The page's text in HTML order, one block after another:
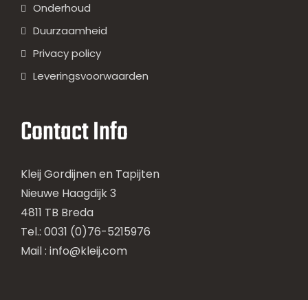
Onderhoud
Duurzaamheid
Privacy policy
Leveringsvoorwaarden
Contact Info
Kleij Gordijnen en Tapijten
Nieuwe Haagdijk 3
4811 TB Breda
Tel.: 0031 (0)76-5215976
Mail : info@kleij.com